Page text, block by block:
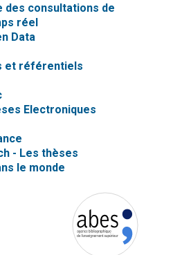
des consultations de
réel
Data
et référentiels
Electroniques
- Les thèses
le monde